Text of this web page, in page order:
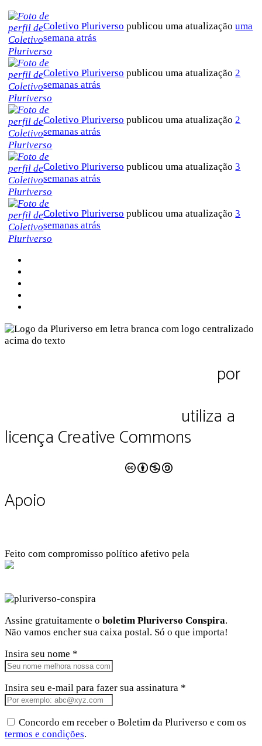
Coletivo Pluriverso publicou uma atualizaçãouma
semana atrás
Coletivo Pluriverso publicou uma atualização2
semanas atrás
Coletivo Pluriverso publicou uma atualização2
semanas atrás
Coletivo Pluriverso publicou uma atualização3
semanas atrás
Coletivo Pluriverso publicou uma atualização3
semanas atrás
por
utiliza a
licença Creative Commons
Apoio
Feito com compromisso político afetivo pela
Assine gratuitamente o boletim Pluriverso Conspira.
Não vamos encher sua caixa postal. Só o que importa!
Insira seu nome *
Insira seu e-mail para fazer sua assinatura *
Concordo em receber o Boletim da Pluriverso e com os
termos e condições.